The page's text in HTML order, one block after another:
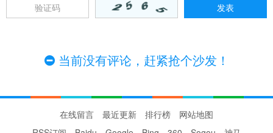
当前没有评论，赶紧抢个沙发！
在线留言 最近更新 排行榜
网站地图